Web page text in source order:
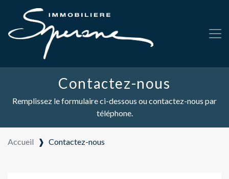
Contactez-nous
Remplissez le formulaire ci-dessous ou contactez-nous par
téléphone.
Accueil ❱ Contactez-nous